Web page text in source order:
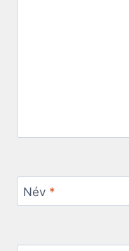
Név *